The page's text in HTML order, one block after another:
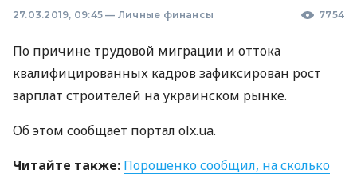
27.03.2019, 09:45 — Личные финансы 7754
По причине трудовой миграции и оттока
квалифицированных кадров зафиксирован рост
зарплат строителей на украинском рынке.
Об этом сообщает портал olx.ua.
Читайте также: Порошенко сообщил, на сколько